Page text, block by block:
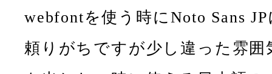
webfontを使う時にNoto Sans JP
頼りがちですが少し違った雰囲